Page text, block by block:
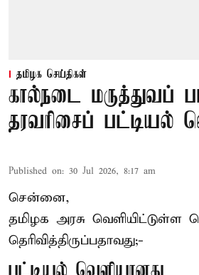
தமிழக செய்திகள்
கால்நடை மருத்துவப்
தரவரிசைப் பட்டியல்
Published on: 30 Jul 2026, 8:17 am
சென்னை,
தமிழக அரசு வெளியிட்டுள்ள
தெரிவித்திருப்பதாவது;-